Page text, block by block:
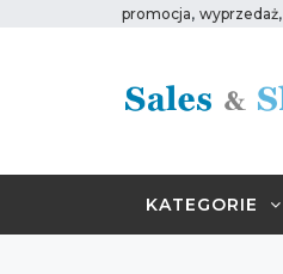
promocja, wyprzedaż,
KATEGORIE